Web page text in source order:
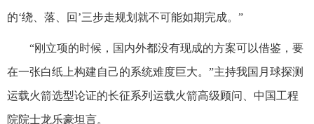
的‘绕、落、回’三步走规划就不可能如期完成。”
“刚立项的时候，国内外都没有现成的方案可以借鉴，要
在一张白纸上构建自己的系统难度巨大。”主持我国月球探测
运载火箭选型论证的长征系列运载火箭高级顾问、中国工程
院院士龙乐豪坦言。